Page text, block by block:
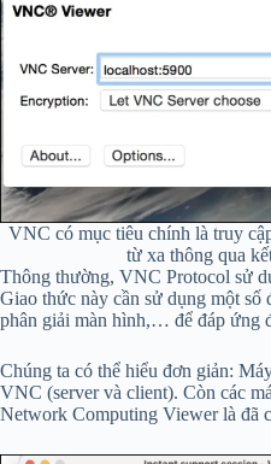
VNC có mục tiêu chính là truy
từ xa thông qua
Thông thường, VNC Protocol sử
Giao thức này cần sử dụng một
phân giải màn hình,… để đáp ứng
Chúng ta có thể hiểu đơn giản:
VNC (server và client). Còn các
Network Computing Viewer là đã